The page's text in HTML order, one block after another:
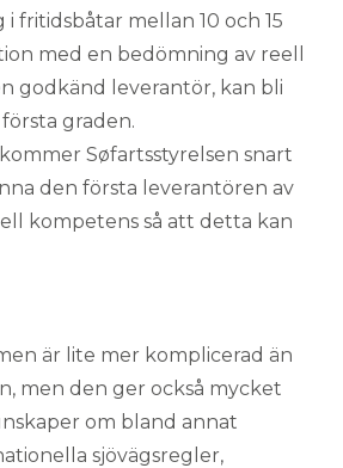
i fritidsbåtar mellan 10 och 15
med en bedömning av reell
godkänd leverantör, kan bli
graden.
Søfartsstyrelsen snart
den första leverantören av
kompetens så att detta kan
är lite mer komplicerad än
men den ger också mycket
om bland annat
sjövägsregler,